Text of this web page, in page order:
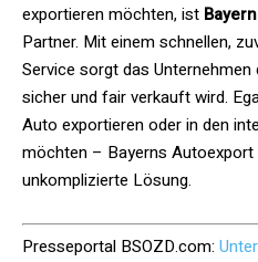
exportieren möchten, ist
Partner. Mit einem schnellen,
Service sorgt das
sicher und fair verkauft wird.
Auto exportieren oder in den
möchten – Bayerns Autoexport
unkomplizierte Lösung.
Presseportal BSOZD.com: